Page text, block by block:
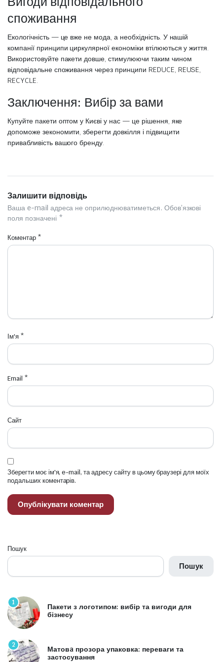
споживання
Екологічність — це вже не мода, а необхідність. У нашій
компанії принципи циркулярної економіки втілюються у життя.
Використовуйте пакети довше, стимулюючи таким чином
відповідальне споживання через принципи REDUCE, REUSE,
RECYCLE.
Заключення: Вибір за вами
Купуйте пакети оптом у Києві у нас — це рішення, яке
допоможе зекономити, зберегти довкілля і підвищити
привабливість вашого бренду.
Залишити відповідь
Ваша e-mail адреса не оприлюднюватиметься. Обов’язкові
поля позначені *
Коментар *
Ім'я *
Email *
Сайт
Зберегти моє ім'я, e-mail, та адресу сайту в цьому браузері для моїх
подальших коментарів.
Пошук
Пошук
1
Пакети з логотипом: вибір та вигоди для
бізнесу
2
Матовa прозора упаковка: переваги та
застосування